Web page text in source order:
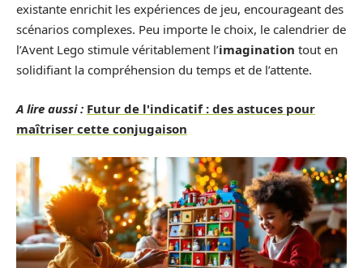
existante enrichit les expériences de jeu, encourageant des
scénarios complexes. Peu importe le choix, le calendrier de
l’Avent Lego stimule véritablement l’imagination tout en
solidifiant la compréhension du temps et de l’attente.
A lire aussi : Futur de l'indicatif : des astuces pour
maîtriser cette conjugaison